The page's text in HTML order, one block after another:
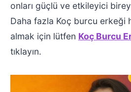
onları güçlü ve etkileyici
Daha fazla Koç burcu erkeği
almak için lütfen Koç Burcu
tıklayın.